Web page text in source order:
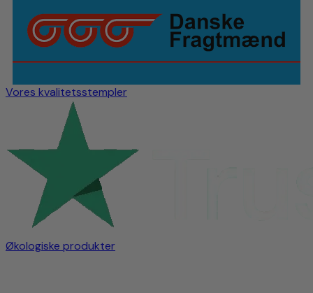
Vores kvalitetsstempler
Økologiske produkter